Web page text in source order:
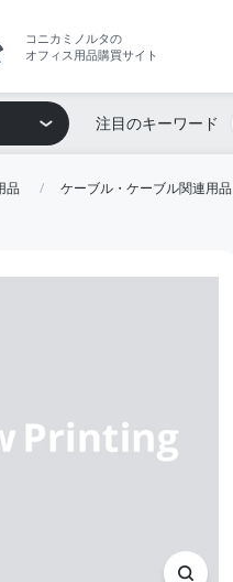
コニカミノルタの
オフィス用品購買サイト
注目のキーワード
品 ケーブル・ケーブル関連用品